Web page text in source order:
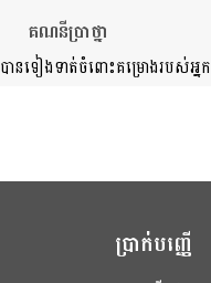
គណនីប្រាថ្នា
ានទៀងទាត់ចំពោះគម្រោងរបស់អ្នក
ប្រាក់បញ្ញើ